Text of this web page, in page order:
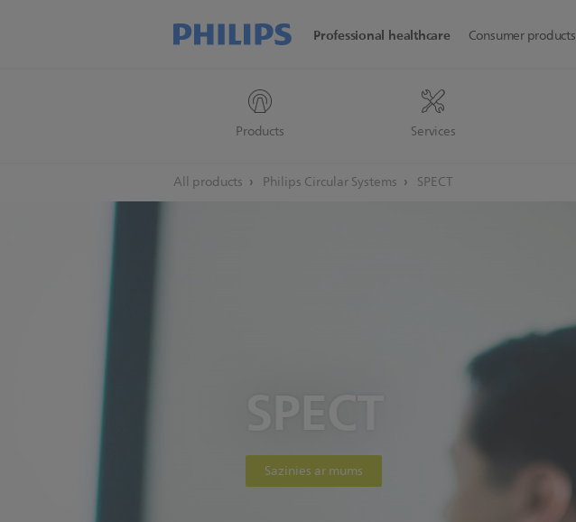
Professional healthcare
Products Services
Consumer products
All products Philips Circular Systems SPECT
Sazinies ar mums